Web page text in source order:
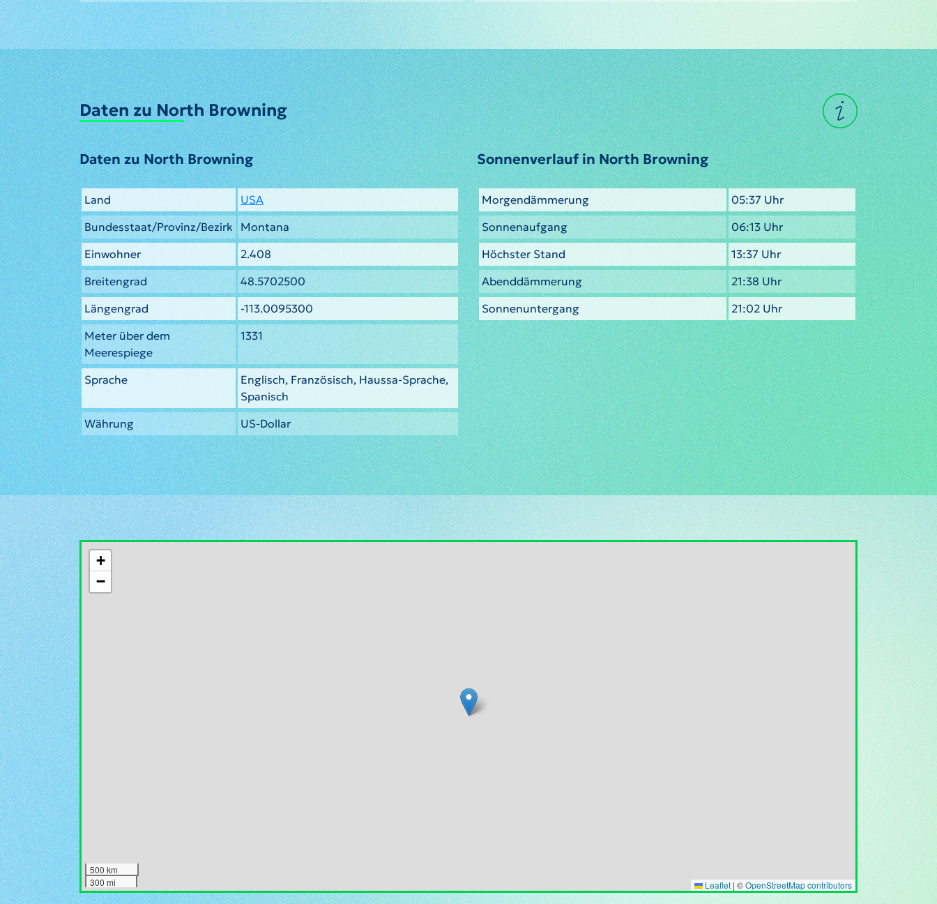
Daten zu North Browning
Daten zu North Browning
Land
USA
Bundesstaat/Provinz/Bezirk Montana
Einwohner
2.408
Breitengrad
48.5702500
Längengrad
-113.0095300
Meter über dem
Meerespiege
1331
Sprache
Englisch, Französisch, Haussa-Sprache,
Spanisch
Währung
US-Dollar
Sonnenverlauf in North Browning
Morgendämmerung
05:37 Uhr
Sonnenaufgang
06:13 Uhr
Höchster Stand
13:37 Uhr
Abenddämmerung
21:38 Uhr
Sonnenuntergang
21:02 Uhr
+
−
500 km
300 mi
Leaflet | ©OpenStreetMap contributors